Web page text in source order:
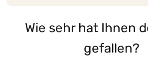
Wie sehr hat Ihnen
gefallen?